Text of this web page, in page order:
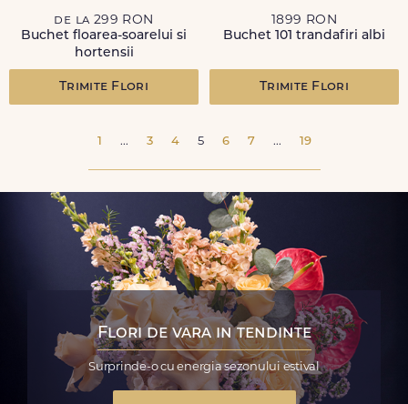
de la 299 RON
Buchet floarea-soarelui si
hortensii
Trimite Flori
1899 RON
Buchet 101 trandafiri albi
Trimite Flori
1 ... 3 4 5 6 7 ... 19
Flori de vara in tendinte
Surprinde-o cu energia sezonului estival